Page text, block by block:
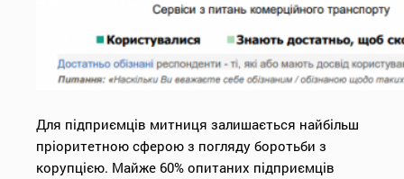
Для підприємців митниця залишається найбільш
пріоритетною сферою з погляду боротьби з
корупцією. Майже 60% опитаних підприємців